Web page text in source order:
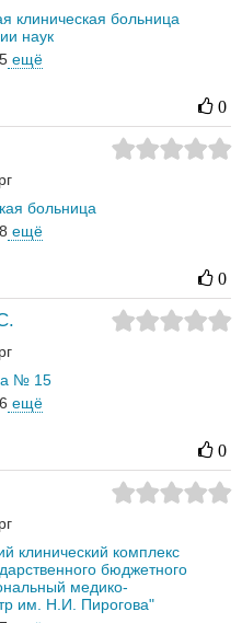
клиническая больница
наук
ещё
0
больница
ещё
0
№ 15
ещё
0
клинический комплекс
бюджетного
медико-
им. Н.И. Пирогова"